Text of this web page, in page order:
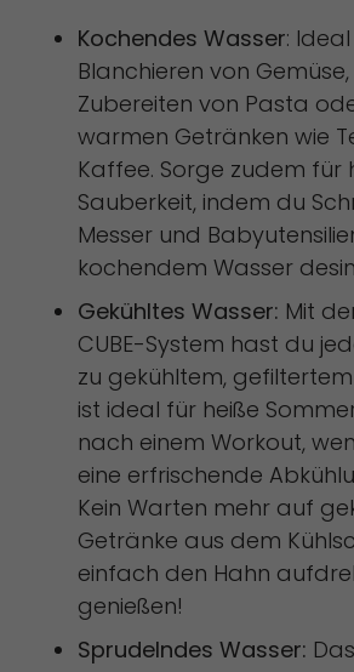
Kochendes Wasser:
Blanchieren von
Zubereiten von Pasta
warmen Getränken wie
Kaffee. Sorge zudem für
Sauberkeit, indem du
Messer und
kochendem Wasser
Gekühltes Wasser: Mit
CUBE-System hast du
zu gekühltem, gefiltertem
ist ideal für heiße
nach einem Workout,
eine erfrischende
Kein Warten mehr auf
Getränke aus dem
einfach den Hahn
genießen!
Sprudelndes Wasser: